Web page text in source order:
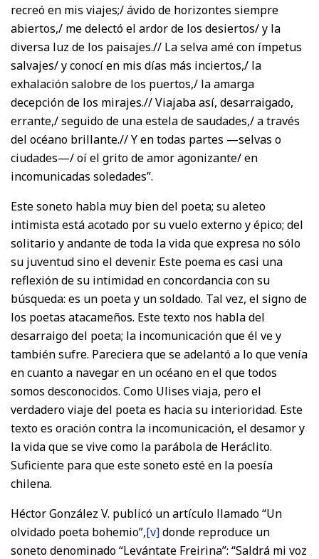
recreó en mis viajes;/ ávido de horizontes siempre
abiertos,/ me delectó el ardor de los desiertos/ y la
diversa luz de los paisajes.// La selva amé con ímpetus
salvajes/ y conocí en mis días más inciertos,/ la
exhalación salobre de los puertos,/ la amarga
decepción de los mirajes.// Viajaba así, desarraigado,
errante,/ seguido de una estela de saudades,/ a través
del océano brillante.// Y en todas partes —selvas o
ciudades—/ oí el grito de amor agonizante/ en
incomunicadas soledades”.
Este soneto habla muy bien del poeta; su aleteo
intimista está acotado por su vuelo externo y épico; del
solitario y andante de toda la vida que expresa no sólo
su juventud sino el devenir. Este poema es casi una
reflexión de su intimidad en concordancia con su
búsqueda: es un poeta y un soldado. Tal vez, el signo de
los poetas atacameños. Este texto nos habla del
desarraigo del poeta; la incomunicación que él ve y
también sufre. Pareciera que se adelantó a lo que venía
en cuanto a navegar en un océano en el que todos
somos desconocidos. Como Ulises viaja, pero el
verdadero viaje del poeta es hacia su interioridad. Este
texto es oración contra la incomunicación, el desamor y
la vida que se vive como la parábola de Heráclito.
Suficiente para que este soneto esté en la poesía
chilena.
Héctor González V. publicó un artículo llamado “Un
olvidado poeta bohemio”,[v]donde reproduce un
soneto denominado “Levántate Freirina”: “Saldrá mi voz